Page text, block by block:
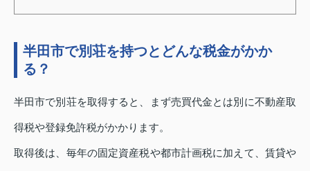
半田市で別荘を持つとどんな税金がかか
る？
半田市で別荘を取得すると、まず売買代金とは別に不動産取
得税や登録免許税がかかります。
取得後は、毎年の固定資産税や都市計画税に加えて、賃貸や